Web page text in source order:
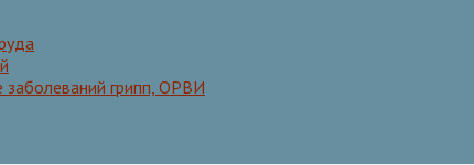
заболеваний грипп, ОРВИ